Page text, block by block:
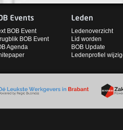
Events
BOB Event
BOB Event
Agenda
Leden
Ledenoverzicht
Lid worden
BOB Update
Ledenprofiel